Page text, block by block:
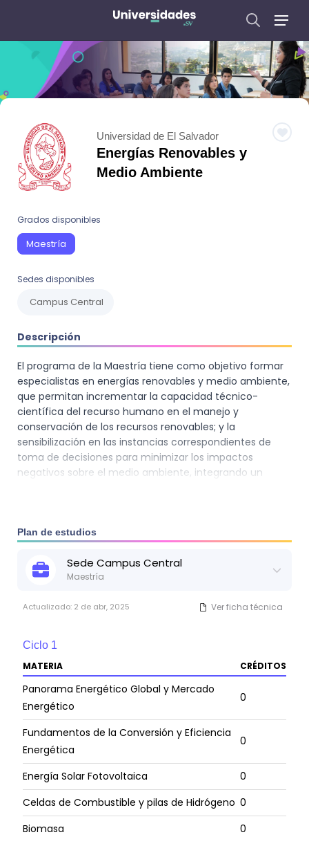
Universidad de El Salvador
Energías Renovables y
Medio Ambiente
Grados disponibles
Maestría
Sedes disponibles
Campus Central
Descripción
El programa de la Maestría tiene como objetivo formar
especialistas en energías renovables y medio ambiente,
que permitan incrementar la capacidad técnico-
científica del recurso humano en el manejo y
conservación de los recursos renovables; y la
sensibilización en las instancias correspondientes de
toma de decisiones para minimizar los impactos
negativos sobre el medio ambiente, integrando un
Plan de estudios
Sede Campus Central
Maestría
Actualizado: 2 de abr, 2025 Ver ficha técnica
Ciclo 1
MATERIA
CRÉDITOS
Panorama Energético Global y Mercado
Energético
0
Fundamentos de la Conversión y Eficiencia
Energética
0
Energía Solar Fotovoltaica
0
Celdas de Combustible y pilas de Hidrógeno 0
Biomasa
0